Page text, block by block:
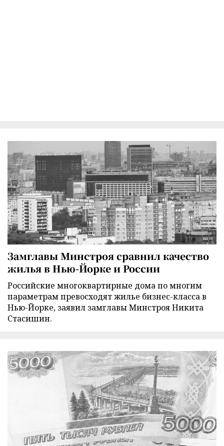
Замглавы Минстроя сравнил качество
жилья в Нью-Йорке и России
Российские многоквартирные дома по многим
параметрам превосходят жилье бизнес-класса в
Нью-Йорке, заявил замглавы Минстроя Никита
Стасишин.